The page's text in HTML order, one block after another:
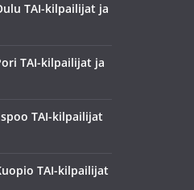
TAI-kilpailijat ja
TAI-kilpailijat ja
TAI-kilpailijat
TAI-kilpailijat